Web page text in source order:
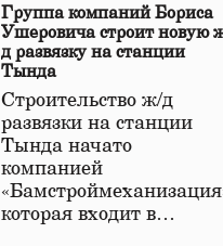
Группа компаний Бориса
Ушеровича строит новую
д развязку на станции
Тында
Строительство ж/д
развязки на станции
Тында начато
компанией
которая входит в…